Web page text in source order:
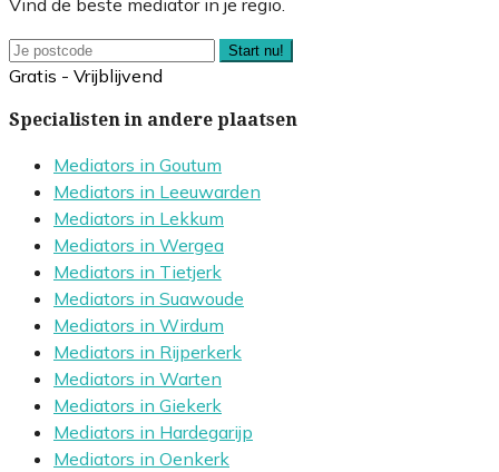
Vind de beste mediator in je regio.
Start nu!
Gratis - Vrijblijvend
Specialisten in andere plaatsen
Mediators in Goutum
Mediators in Leeuwarden
Mediators in Lekkum
Mediators in Wergea
Mediators in Tietjerk
Mediators in Suawoude
Mediators in Wirdum
Mediators in Rijperkerk
Mediators in Warten
Mediators in Giekerk
Mediators in Hardegarijp
Mediators in Oenkerk